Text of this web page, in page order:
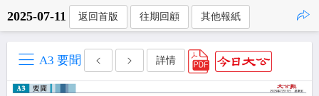
2025-07-11 返回首版 往期回顧 其他報紙
A3 要聞 詳情